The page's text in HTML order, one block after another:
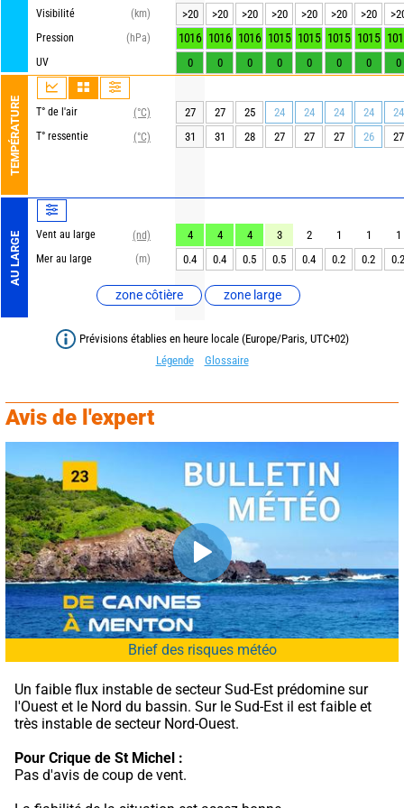
Visibilité
(km)
Pression
(hPa)
UV
TEMPÉRATURE T° de l'air
(°C)
T° ressentie
(°C)
AU LARGE Vent au large
(nd)
Mer au large
(m)
zone côtière zone large
>20 >20 >20 >20 >20 >20 >20
1016 1016 1016 1015 1015 1015 1015
0 0 0 0 0 0 0 0
27 27 25 24 24 24 24
24
31
31 28 27 27 27 26 27
4 4 4 3 2 1 1
1
0.4
0.4 0.5 0.5 0.4 0.2 0.2 0.2
Prévisions établies en heure locale (Europe/Paris, UTC+02)
Légende
Glossaire
Avis de l'expert
Brief des risques météo
Un faible flux instable de secteur Sud-Est prédomine sur
l'Ouest et le Nord du bassin. Sur le Sud-Est il est faible et
très instable de secteur Nord-Ouest.
Pour Crique de St Michel :
Pas d'avis de coup de vent.